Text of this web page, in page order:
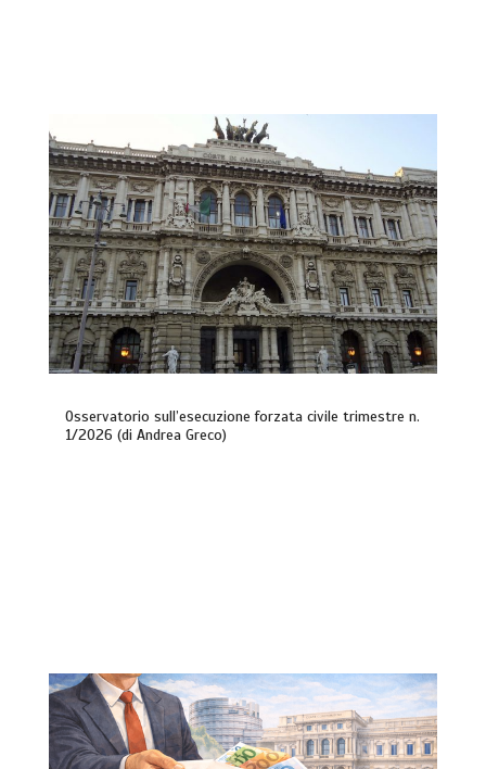
Osservatorio sull’esecuzione forzata civile trimestre n.
1/2026 (di Andrea Greco)